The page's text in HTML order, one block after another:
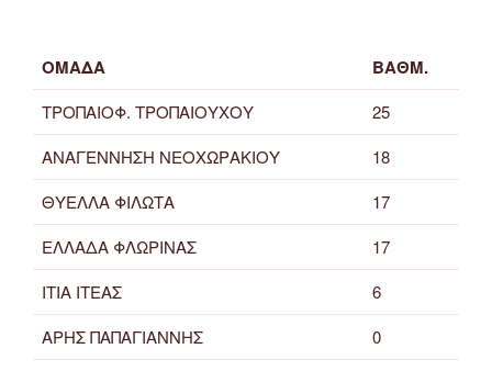
ΟΜΑΔΑ ΒΑΘΜ.
ΤΡΟΠΑΙΟΦ. ΤΡΟΠΑΙΟΥΧΟΥ
25
ΑΝΑΓΕΝΝΗΣΗ ΝΕΟΧΩΡΑΚΙΟΥ
18
ΘΥΕΛΛΑ ΦΙΛΩΤΑ
17
ΕΛΛΑΔΑ ΦΛΩΡΙΝΑΣ
17
ΙΤΙΑ ΙΤΕΑΣ
6
ΑΡΗΣ ΠΑΠΑΓΙΑΝΝΗΣ
0